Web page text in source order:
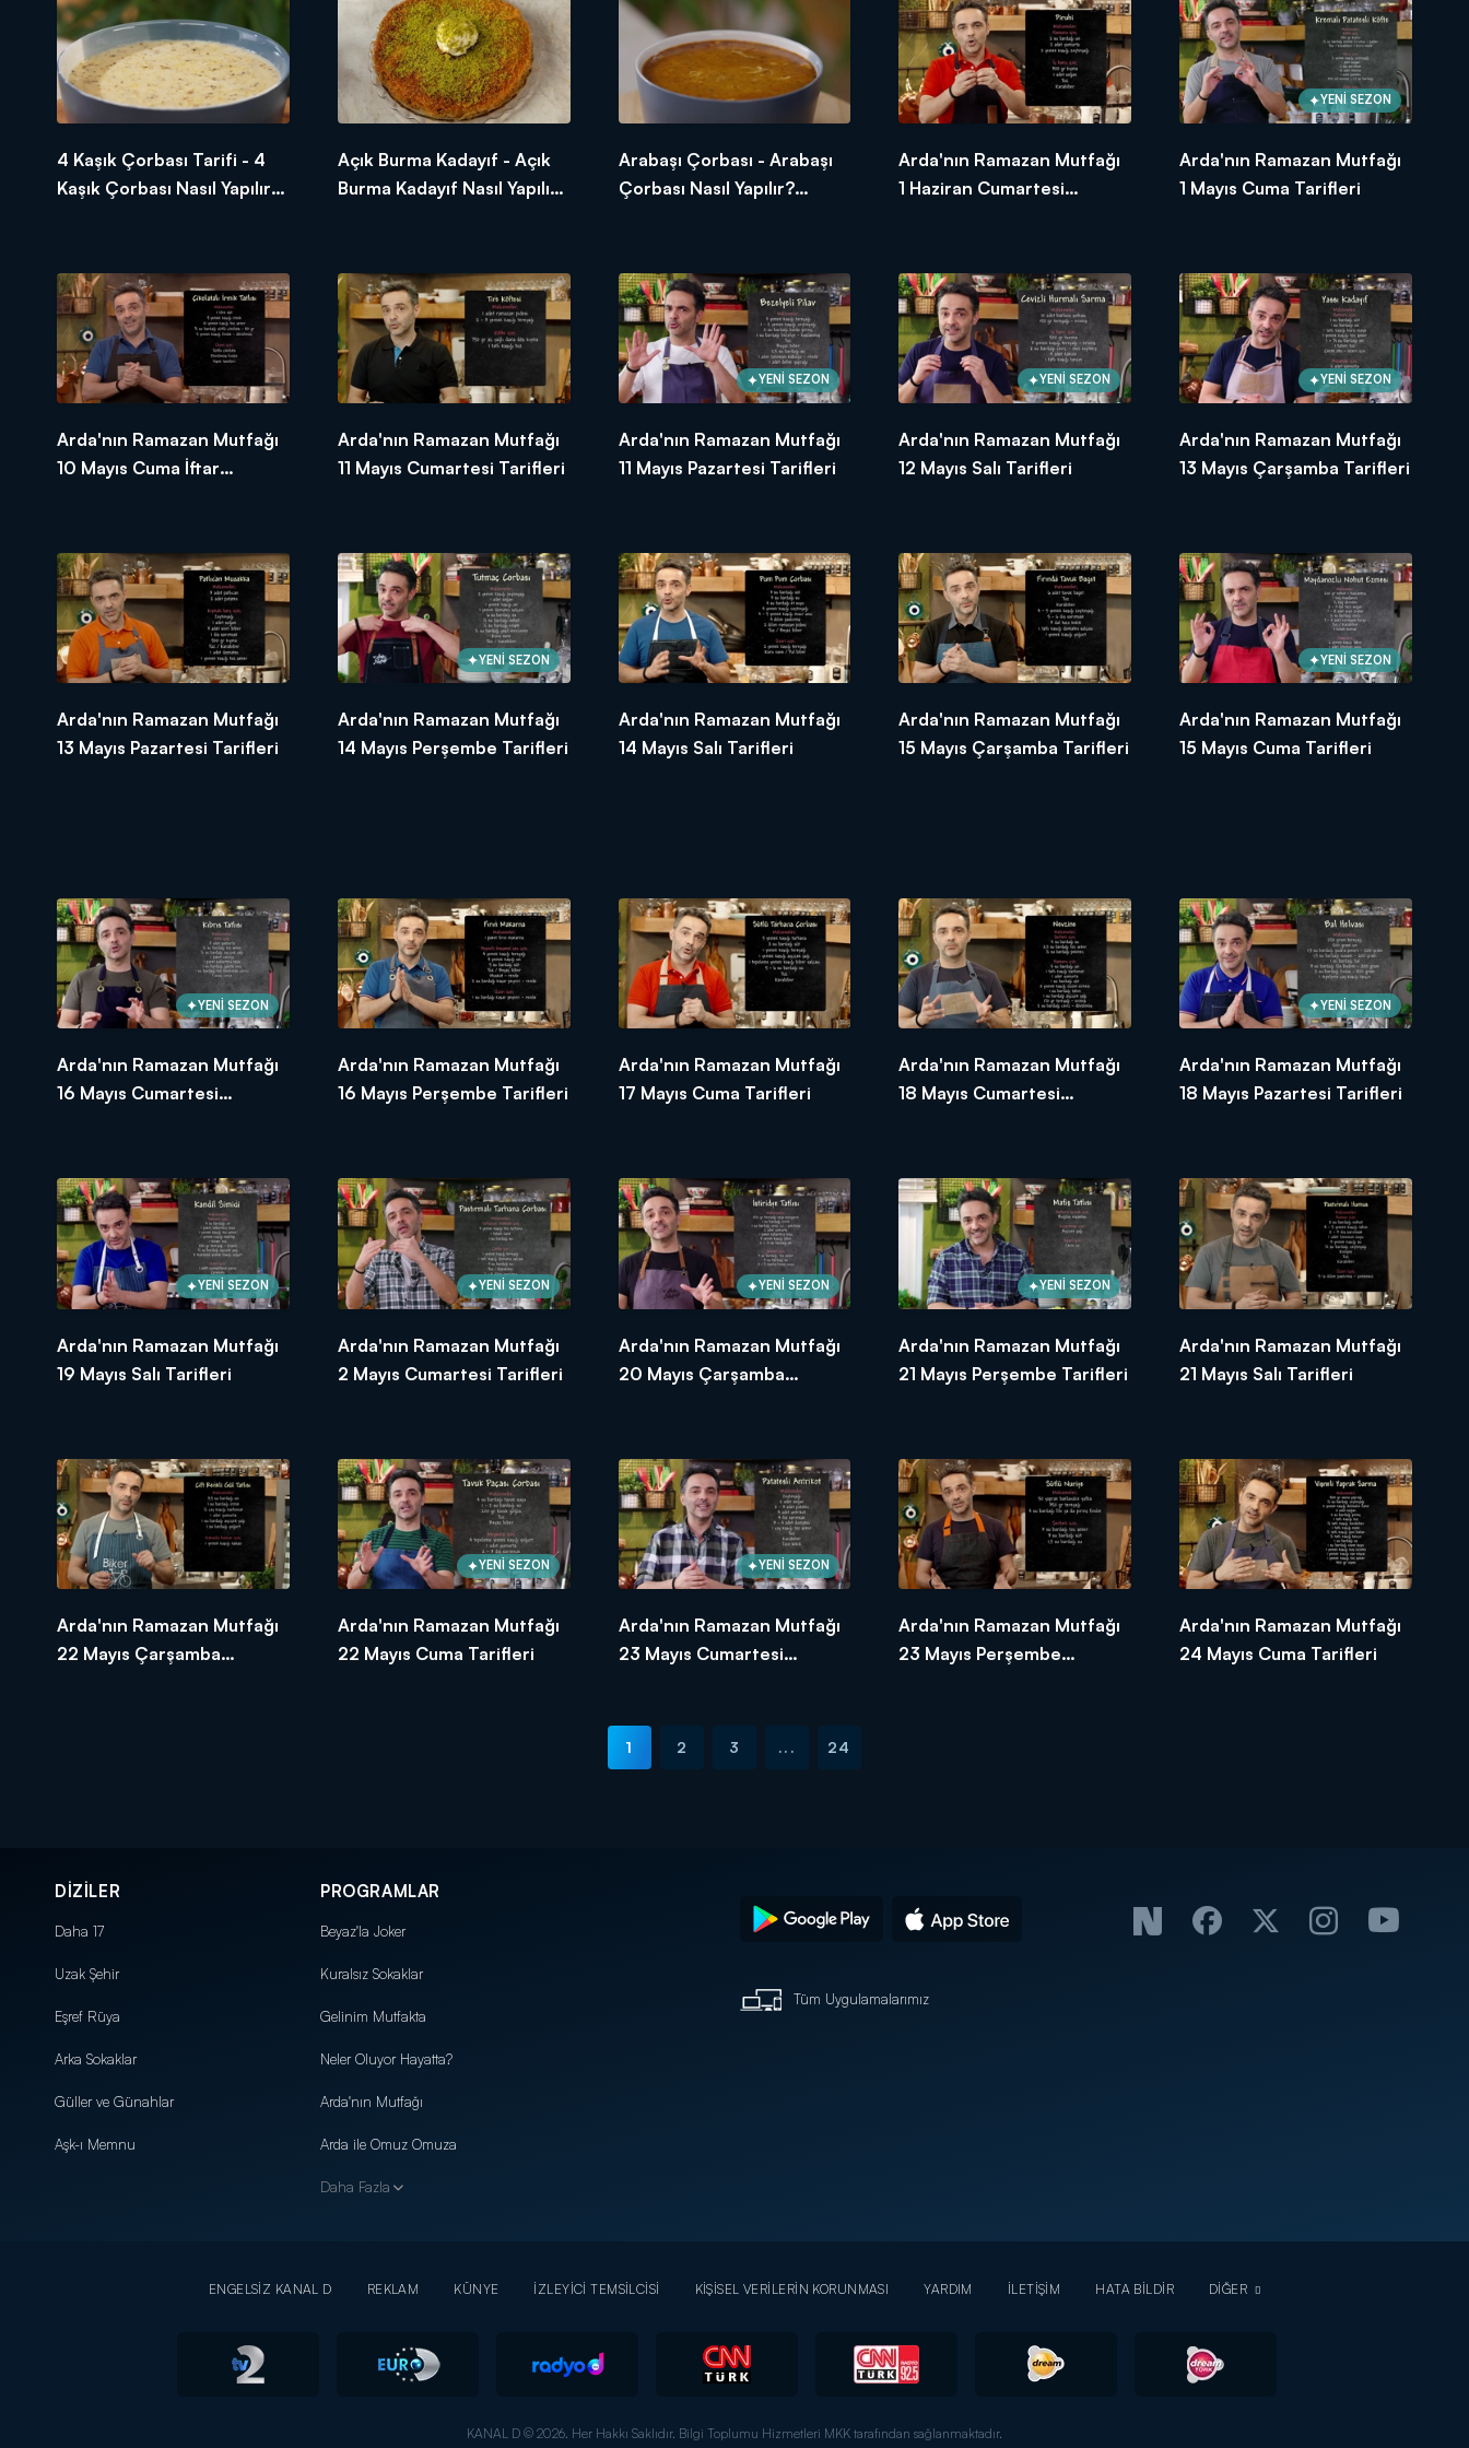
2 yemek kaşığı tereyağı
1 yemek kaşığı zeytinyağı
Tuz
Karabiber
1 tatlı kaşığı zerdeçal
lezzeti bir başka, kurulan sofranın huzuru bambaşka olur! Bu Ramazan'da da iftar sofralarımızı hep beraber kuracağız! Lezzetli sofralar
için tek yapmanız gereken "Arda'nın Ramazan Mutfağı"nı izlemek!
4 Kaşık Çorbası Tarifi - 4
Kaşık Çorbası Nasıl Yapılır?
Açık Burma Kadayıf - Açık
Burma Kadayıf Nasıl Yapılır?
Arabaşı Çorbası - Arabaşı
Çorbası Nasıl Yapılır?
Arda'nın Ramazan Mutfağı
1 Haziran Cumartesi
YENİ SEZON
Arda'nın Ramazan Mutfağı
1 Mayıs Cuma Tarifleri
Arda'nın Ramazan Mutfağı
10 Mayıs Cuma İftar
Arda'nın Ramazan Mutfağı
11 Mayıs Cumartesi Tarifleri
YENİ SEZON
Arda'nın Ramazan Mutfağı
11 Mayıs Pazartesi Tarifleri
YENİ SEZON
Arda'nın Ramazan Mutfağı
12 Mayıs Salı Tarifleri
YENİ SEZON
Arda'nın Ramazan Mutfağı
13 Mayıs Çarşamba Tarifleri
Arda'nın Ramazan Mutfağı
13 Mayıs Pazartesi Tarifleri
YENİ SEZON
Arda'nın Ramazan Mutfağı
14 Mayıs Perşembe Tarifleri
Arda'nın Ramazan Mutfağı
14 Mayıs Salı Tarifleri
Arda'nın Ramazan Mutfağı
15 Mayıs Çarşamba Tarifleri
YENİ SEZON
Arda'nın Ramazan Mutfağı
15 Mayıs Cuma Tarifleri
YENİ SEZON
Arda'nın Ramazan Mutfağı
16 Mayıs Cumartesi
Arda'nın Ramazan Mutfağı
16 Mayıs Perşembe Tarifleri
Arda'nın Ramazan Mutfağı
17 Mayıs Cuma Tarifleri
Arda'nın Ramazan Mutfağı
18 Mayıs Cumartesi
YENİ SEZON
Arda'nın Ramazan Mutfağı
18 Mayıs Pazartesi Tarifleri
YENİ SEZON
Arda'nın Ramazan Mutfağı
19 Mayıs Salı Tarifleri
YENİ SEZON
Arda'nın Ramazan Mutfağı
2 Mayıs Cumartesi Tarifleri
YENİ SEZON
Arda'nın Ramazan Mutfağı
20 Mayıs Çarşamba
YENİ SEZON
Arda'nın Ramazan Mutfağı
21 Mayıs Perşembe Tarifleri
Arda'nın Ramazan Mutfağı
21 Mayıs Salı Tarifleri
Arda'nın Ramazan Mutfağı
22 Mayıs Çarşamba
YENİ SEZON
Arda'nın Ramazan Mutfağı
22 Mayıs Cuma Tarifleri
YENİ SEZON
Arda'nın Ramazan Mutfağı
23 Mayıs Cumartesi
Arda'nın Ramazan Mutfağı
23 Mayıs Perşembe
Arda'nın Ramazan Mutfağı
24 Mayıs Cuma Tarifleri
1 2 3 ... 24
DİZİLER
Daha 17
Uzak Şehir
Eşref Rüya
Arka Sokaklar
Güller ve Günahlar
Aşk-ı Memnu
PROGRAMLAR
Beyaz'la Joker
Kuralsız Sokaklar
Gelinim Mutfakta
Neler Oluyor Hayatta?
Arda'nın Mutfağı
Arda ile Omuz Omuza
Daha Fazla
Tüm Uygulamalarımız
ENGELSİZ KANAL D REKLAM KÜNYE İZLEYİCİ TEMSİLCİSİ KİŞİSEL VERİLERİN KORUNMASI YARDIM İLETİŞİM HATA BİLDİR DİĞER
KANAL D © 2026. Her Hakkı Saklıdır. Bilgi Toplumu Hizmetleri MKK tarafından sağlanmaktadır.